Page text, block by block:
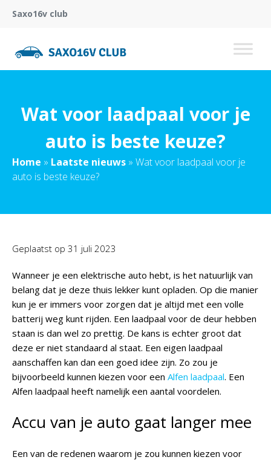
Saxo16v club
Wat voor laadpaal voor je
auto is beste keuze?
Home » Laatste nieuws » Wat voor laadpaal voor je
auto is beste keuze?
Geplaatst op 31 juli 2023
Wanneer je een elektrische auto hebt, is het natuurlijk van
belang dat je deze thuis lekker kunt opladen. Op die manier
kun je er immers voor zorgen dat je altijd met een volle
batterij weg kunt rijden. Een laadpaal voor de deur hebben
staan is dan wel zo prettig. De kans is echter groot dat
deze er niet standaard al staat. Een eigen laadpaal
aanschaffen kan dan een goed idee zijn. Zo zou je
bijvoorbeeld kunnen kiezen voor een Alfen laadpaal. Een
Alfen laadpaal heeft namelijk een aantal voordelen.
Accu van je auto gaat langer mee
Een van de redenen waarom je zou kunnen kiezen voor